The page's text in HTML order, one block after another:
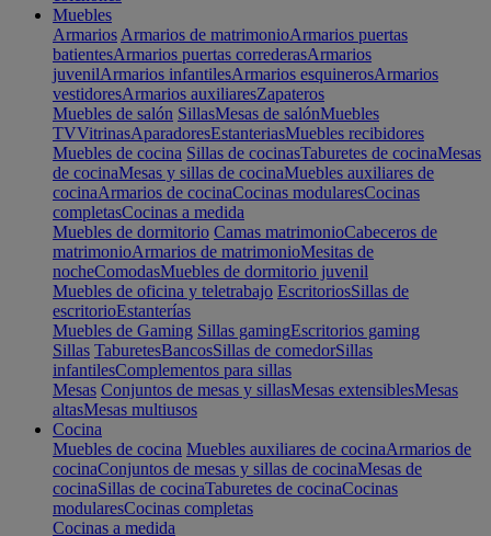
Muebles
Armarios Armarios de matrimonioArmarios puertas
batientesArmarios puertas correderasArmarios
juvenilArmarios infantilesArmarios esquinerosArmarios
vestidoresArmarios auxiliaresZapateros
Muebles de salón SillasMesas de salónMuebles
TVVitrinasAparadoresEstanteriasMuebles recibidores
Muebles de cocina Sillas de cocinasTaburetes de cocinaMesas
de cocinaMesas y sillas de cocinaMuebles auxiliares de
cocinaArmarios de cocinaCocinas modularesCocinas
completasCocinas a medida
Muebles de dormitorio Camas matrimonioCabeceros de
matrimonioArmarios de matrimonioMesitas de
nocheComodasMuebles de dormitorio juvenil
Muebles de oficina y teletrabajo EscritoriosSillas de
escritorioEstanterías
Muebles de Gaming Sillas gamingEscritorios gaming
Sillas TaburetesBancosSillas de comedorSillas
infantilesComplementos para sillas
Mesas Conjuntos de mesas y sillasMesas extensiblesMesas
altasMesas multiusos
Cocina
Muebles de cocina Muebles auxiliares de cocinaArmarios de
cocinaConjuntos de mesas y sillas de cocinaMesas de
cocinaSillas de cocinaTaburetes de cocinaCocinas
modularesCocinas completas
Cocinas a medida